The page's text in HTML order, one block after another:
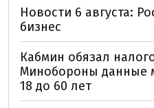
Новости 6 августа:
бизнес
Кабмин обязал
Минобороны данные
18 до 60 лет